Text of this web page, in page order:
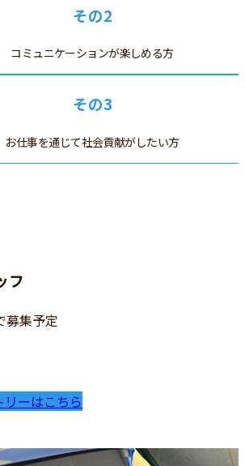
その2
コミュニケーションが楽しめる方
その3
お仕事を通じて社会貢献がしたい方
フ
募集予定
ーはこちら